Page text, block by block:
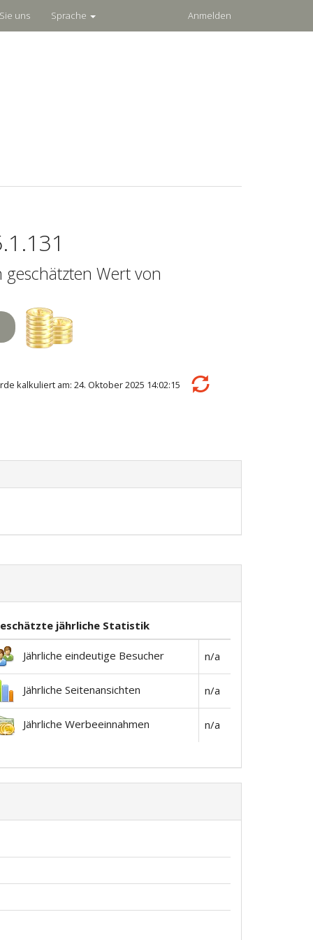
uns Sprache Anmelden
geschätzten Wert von
kalkuliert am: 24. Oktober 2025 14:02:15
jährliche Statistik
Jährliche eindeutige Besucher n/a
Jährliche Seitenansichten n/a
Jährliche Werbeeinnahmen n/a